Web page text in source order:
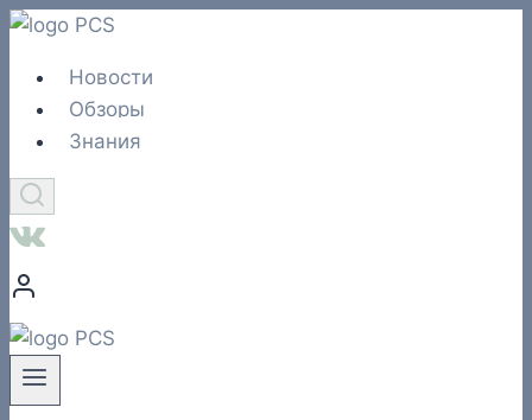
Перейти
содержимому
Новости
Обзоры
Знания